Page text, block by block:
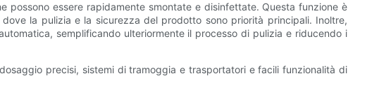
essere rapidamente smontate e disinfettate. Questa funzione è
la pulizia e la sicurezza del prodotto sono priorità principali. Inoltre,
semplificando ulteriormente il processo di pulizia e riducendo i
precisi, sistemi di tramoggia e trasportatori e facili funzionalità di